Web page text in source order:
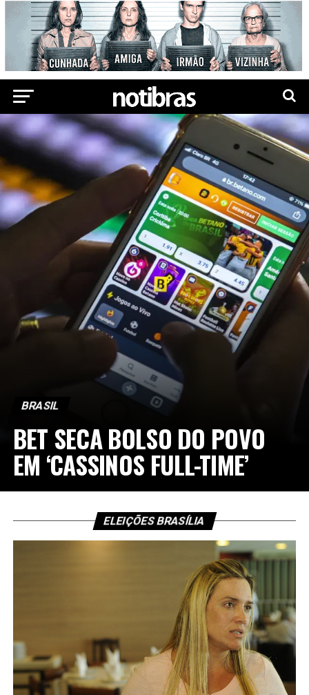
BRASIL
BET SECA BOLSO DO POVO
EM ‘CASSINOS FULL-TIME’
ELEIÇÕES BRASÍLIA